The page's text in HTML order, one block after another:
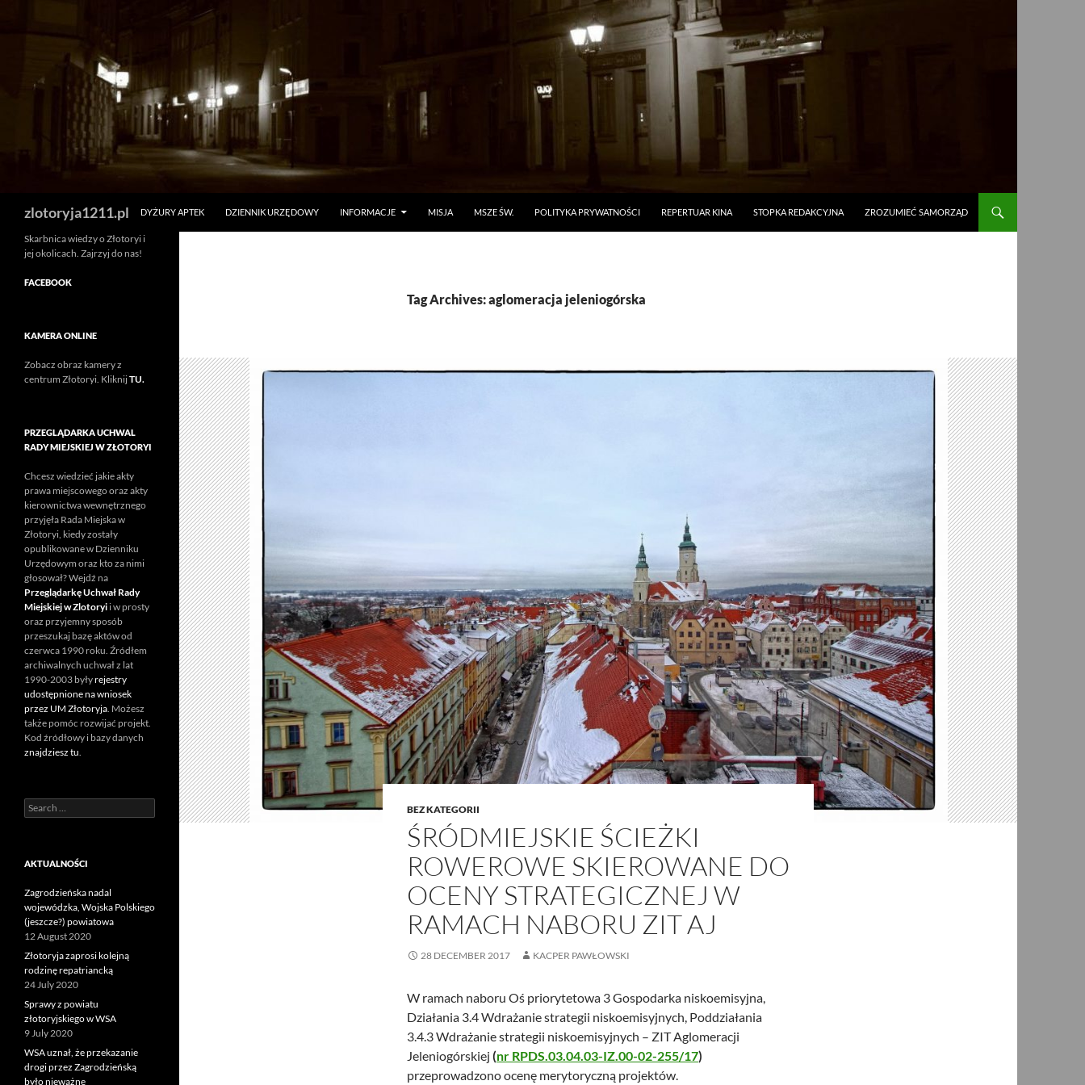
zlotoryja1211.pl DYŻURY APTEK DZIENNIK URZĘDOWY INFORMACJE MISJA MSZE ŚW. POLITYKA PRYWATNOŚCI REPERTUAR KINA STOPKA REDAKCYJNA ZROZUMIEĆ SAMORZĄD
Tag Archives: aglomeracja jeleniogórska
BEZ KATEGORII
ŚRÓDMIEJSKIE ŚCIEŻKI
ROWEROWE SKIEROWANE DO
OCENY STRATEGICZNEJ W
RAMACH NABORU ZIT AJ
28 DECEMBER 2017 KACPER PAWŁOWSKI
W ramach naboru Oś priorytetowa 3 Gospodarka niskoemisyjna,
Działania 3.4 Wdrażanie strategii niskoemisyjnych, Poddziałania
3.4.3 Wdrażanie strategii niskoemisyjnych – ZIT Aglomeracji
Jeleniogórskiej (nr RPDS.03.04.03-IZ.00-02-255/17)
przeprowadzono ocenę merytoryczną projektów.
Skarbnica wiedzy o Złotoryi i
jej okolicach. Zajrzyj do nas!
FACEBOOK
KAMERA ONLINE
Zobacz obraz kamery z
centrum Złotoryi. KliknijTU.
PRZEGLĄDARKA UCHWAL
RADY MIEJSKIEJ W ZŁOTORYI
Chcesz wiedzieć jakie akty
prawa miejscowego oraz akty
kierownictwa wewnętrznego
przyjęła Rada Miejska w
Złotoryi, kiedy zostały
opublikowane w Dzienniku
Urzędowym oraz kto za nimi
głosował? Wejdź na
Przeglądarkę Uchwał Rady
Miejskiej w Zlotoryi i w prosty
oraz przyjemny sposób
przeszukaj bazę aktów od
czerwca 1990 roku. Źródłem
archiwalnych uchwał z lat
1990-2003 byłyrejestry
udostępnione na wniosek
przez UM Złotoryja. Możesz
także pomóc rozwijać projekt.
Kod źródłowy i bazy danych
znajdziesz tu.
Search
for:
AKTUALNOŚCI
Zagrodzieńska nadal
wojewódzka, Wojska Polskiego
(jeszcze?) powiatowa
12 August 2020
Złotoryja zaprosi kolejną
rodzinę repatriancką
24 July 2020
Sprawy z powiatu
złotoryjskiego w WSA
9 July 2020
WSA uznał, że przekazanie
drogi przez Zagrodzieńską
było nieważne